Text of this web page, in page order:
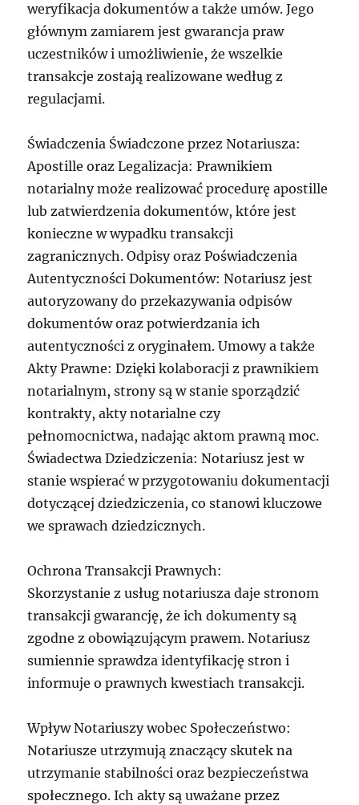
weryfikacja dokumentów a także umów. Jego
głównym zamiarem jest gwarancja praw
uczestników i umożliwienie, że wszelkie
transakcje zostają realizowane według z
regulacjami.
Świadczenia Świadczone przez Notariusza:
Apostille oraz Legalizacja: Prawnikiem
notarialny może realizować procedurę apostille
lub zatwierdzenia dokumentów, które jest
konieczne w wypadku transakcji
zagranicznych. Odpisy oraz Poświadczenia
Autentyczności Dokumentów: Notariusz jest
autoryzowany do przekazywania odpisów
dokumentów oraz potwierdzania ich
autentyczności z oryginałem. Umowy a także
Akty Prawne: Dzięki kolaboracji z prawnikiem
notarialnym, strony są w stanie sporządzić
kontrakty, akty notarialne czy
pełnomocnictwa, nadając aktom prawną moc.
Świadectwa Dziedziczenia: Notariusz jest w
stanie wspierać w przygotowaniu dokumentacji
dotyczącej dziedziczenia, co stanowi kluczowe
we sprawach dziedzicznych.
Ochrona Transakcji Prawnych:
Skorzystanie z usług notariusza daje stronom
transakcji gwarancję, że ich dokumenty są
zgodne z obowiązującym prawem. Notariusz
sumiennie sprawdza identyfikację stron i
informuje o prawnych kwestiach transakcji.
Wpływ Notariuszy wobec Społeczeństwo:
Notariusze utrzymują znaczący skutek na
utrzymanie stabilności oraz bezpieczeństwa
społecznego. Ich akty są uważane przez